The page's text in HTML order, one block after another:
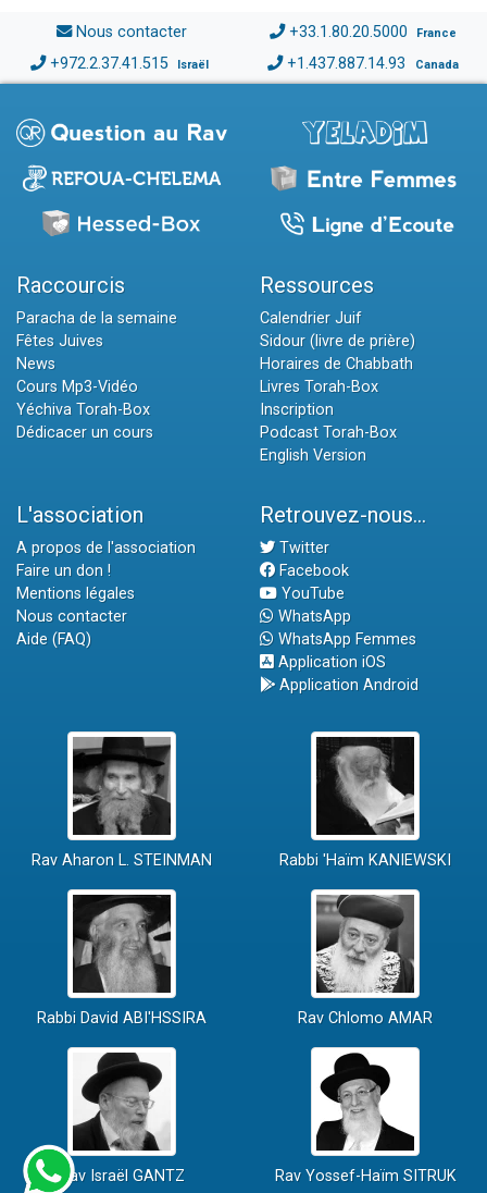
Nous contacter +33.1.80.20.5000 France
+972.2.37.41.515 Israël +1.437.887.14.93 Canada
Raccourcis
Paracha de la semaine
Fêtes Juives
News
Cours Mp3-Vidéo
Yéchiva Torah-Box
Dédicacer un cours
Ressources
Calendrier Juif
Sidour (livre de prière)
Horaires de Chabbath
Livres Torah-Box
Inscription
Podcast Torah-Box
English Version
L'association
A propos de l'association
Faire un don !
Mentions légales
Nous contacter
Aide (FAQ)
Retrouvez-nous...
Twitter
Facebook
YouTube
WhatsApp
WhatsApp Femmes
Application iOS
Application Android
Rav Aharon L. STEINMAN Rabbi 'Haïm KANIEWSKI
Rabbi David ABI'HSSIRA Rav Chlomo AMAR
Rav Israël GANTZ Rav Yossef-Haïm SITRUK